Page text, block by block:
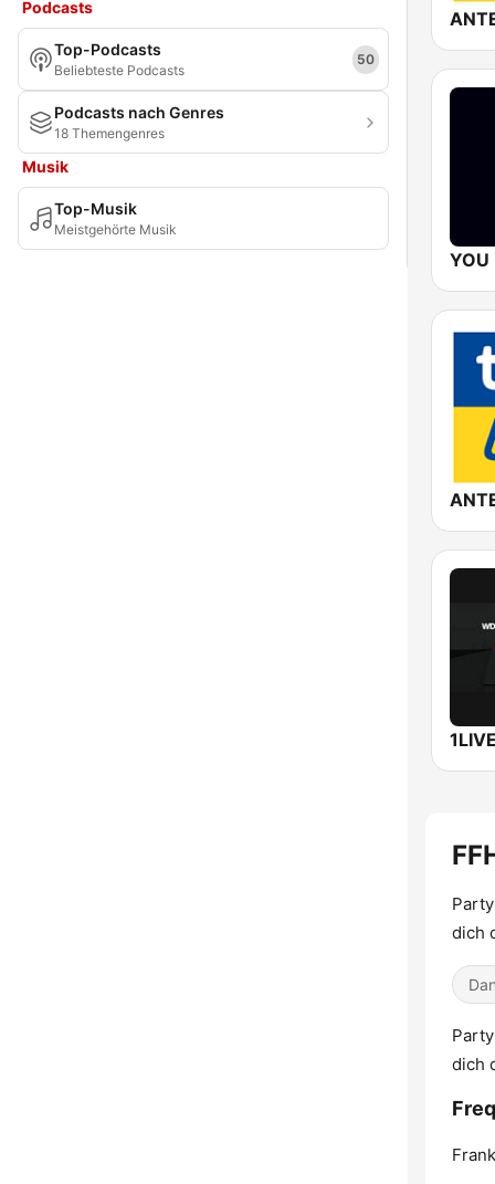
Podcasts
Top-Podcasts
Beliebteste Podcasts
50
Podcasts nach Genres
18 Themengenres
Musik
Top-Musik
Meistgehörte Musik
YOU
dich
dich